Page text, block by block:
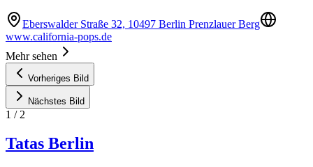
Eberswalder Straße 32, 10497 Berlin Prenzlauer Berg
www.california-pops.de
Mehr sehen
Vorheriges Bild
Nächstes Bild
1 / 2
Tatas Berlin